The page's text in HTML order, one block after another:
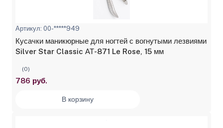
Артикул: 00-*****949
Кусачки маникюрные для ногтей с вогнутыми лезвиями
Silver Star Classic АТ-871 Le Rose, 15 мм
(0)
786 руб.
В корзину